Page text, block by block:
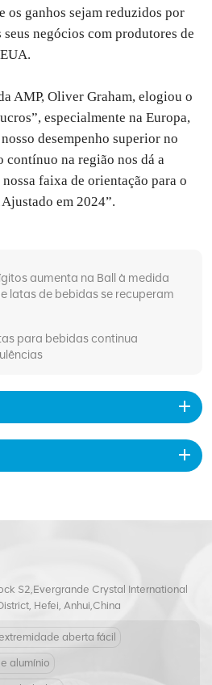
os ganhos sejam reduzidos por
negócios com produtores de
AMP, Oliver Graham, elogiou o
especialmente na Europa,
desempenho superior no
contínuo na região nos dá a
faixa de orientação para o
em 2024”.
aumenta na Ball à medida
latas de bebidas se recuperam
para bebidas continua
S2,Evergrande Crystal International
Hefei, Anhui,China
aberta fácil
alumínio